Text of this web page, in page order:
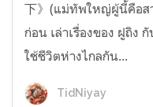
下》(แม่ทัพใหญ่ผู้นี้คือส
ก่อน เล่าเรื่องของ ฝูถิง
ใช้ชีวิตห่างไกลกัน...
TidNiyay